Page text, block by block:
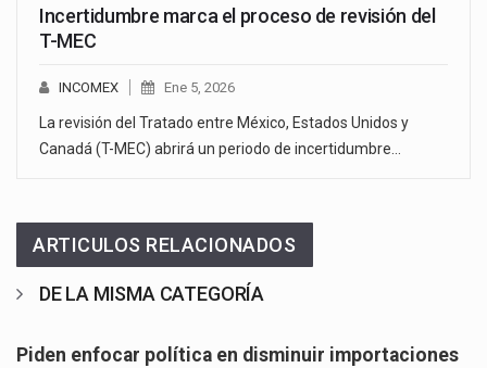
Incertidumbre marca el proceso de revisión del
T-MEC
INCOMEX Ene 5, 2026
La revisión del Tratado entre México, Estados Unidos y
Canadá (T-MEC) abrirá un periodo de incertidumbre…
ARTICULOS RELACIONADOS
DE LA MISMA CATEGORÍA
Piden enfocar política en disminuir importaciones